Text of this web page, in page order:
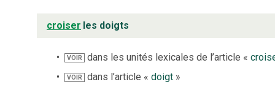
croiser les doigts
VOIR dans les unités lexicales de l’article «
VOIR dans l’article «doigt »